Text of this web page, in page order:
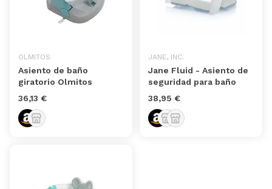
OLMITOS
Asiento de baño
giratorio Olmitos
36,13 €
JANE, INC.
Jane Fluid - Asiento de
seguridad para baño
38,95 €